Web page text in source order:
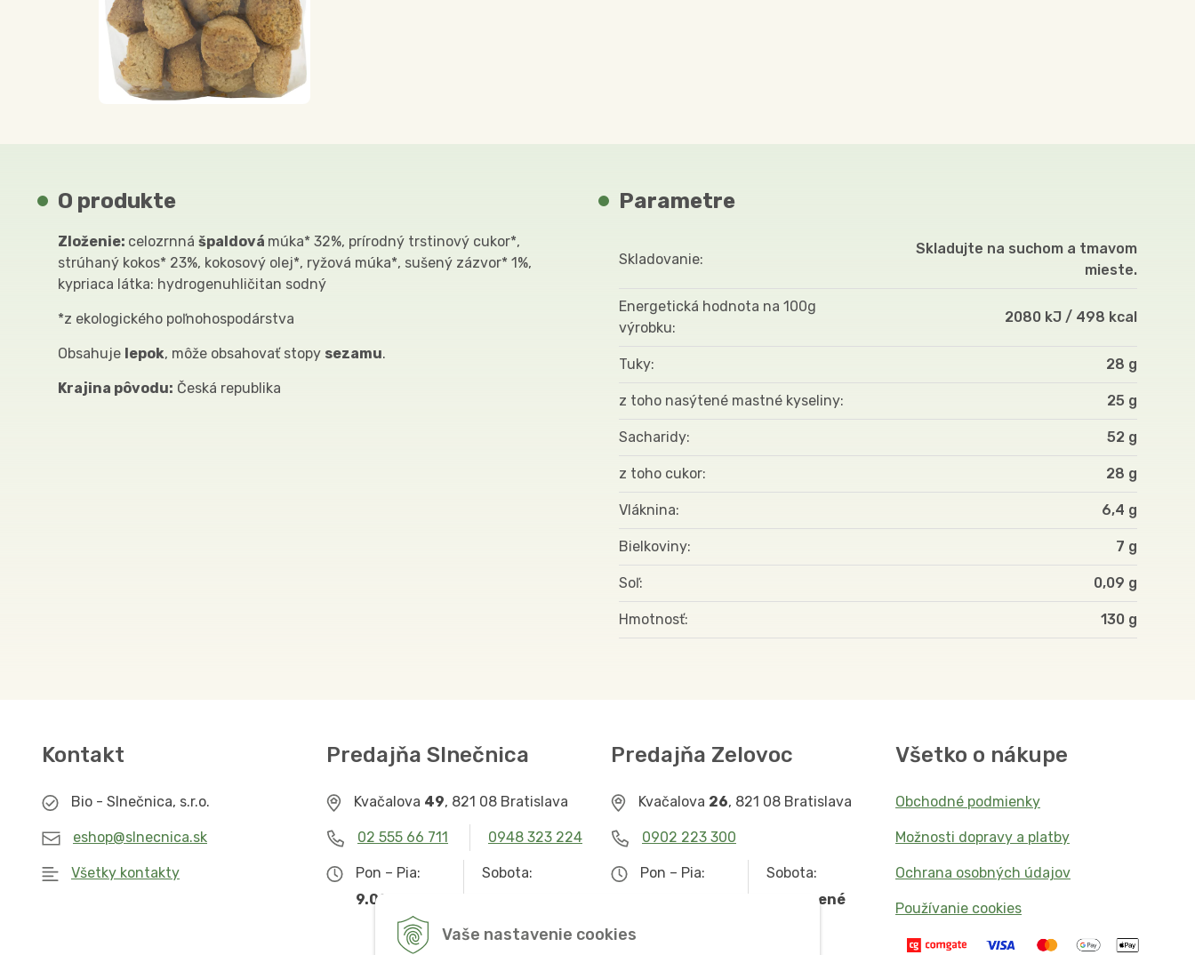
Vaše nastavenie cookies
O produkte
Zloženie: celozrnná špaldová múka* 32%, prírodný trstinový cukor*,
strúhaný kokos* 23%, kokosový olej*, ryžová múka*, sušený zázvor* 1%,
kypriaca látka: hydrogenuhličitan sodný
*z ekologického poľnohospodárstva
Obsahuje lepok, môže obsahovať stopy sezamu.
Krajina pôvodu: Česká republika
Parametre
Skladovanie
Skladujte na suchom a tmavom
mieste.
Energetická hodnota na 100g
výrobku
2080 kJ / 498 kcal
Tuky 28 g
z toho nasýtené mastné kyseliny 25 g
Sacharidy 52 g
z toho cukor 28 g
Vláknina 6,4 g
Bielkoviny 7 g
Soľ 0,09 g
Hmotnosť 130
Kontakt
Bio - Slnečnica, s.r.o.
eshop@slnecnica.sk
Všetky kontakty
Predajňa Slnečnica
Kvačalova 49, 821 08 Bratislava
02 555 66 711 0948 323 224
Pon – Pia:
9.00 – 19.00
Sobota:
Predajňa Zelovoc
Kvačalova 26, 821 08 Bratislava
0902 223 300
Pon – Pia:
Sobota:
Zatvorené
Všetko o nákupe
Obchodné podmienky
Možnosti dopravy a platby
Ochrana osobných údajov
Používanie cookies